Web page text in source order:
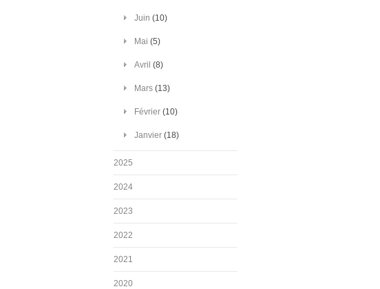
Juin (10)
Mai (5)
Avril (8)
Mars (13)
Février (10)
Janvier (18)
2025
2024
2023
2022
2021
2020